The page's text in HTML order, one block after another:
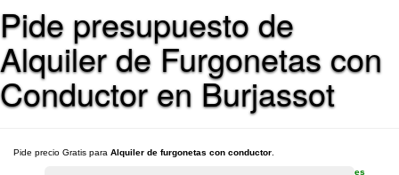
Pide presupuesto de
Alquiler de Furgonetas con
Conductor en Burjassot
Pide precio Gratis para Alquiler de furgonetas con conductor
es